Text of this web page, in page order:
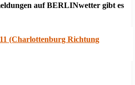
auf BERLINwetter gibt es
(Charlottenburg Richtung